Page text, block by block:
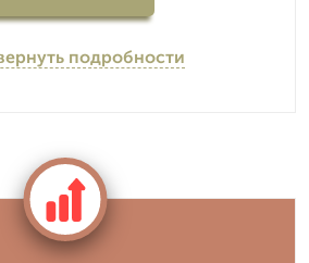
подробности